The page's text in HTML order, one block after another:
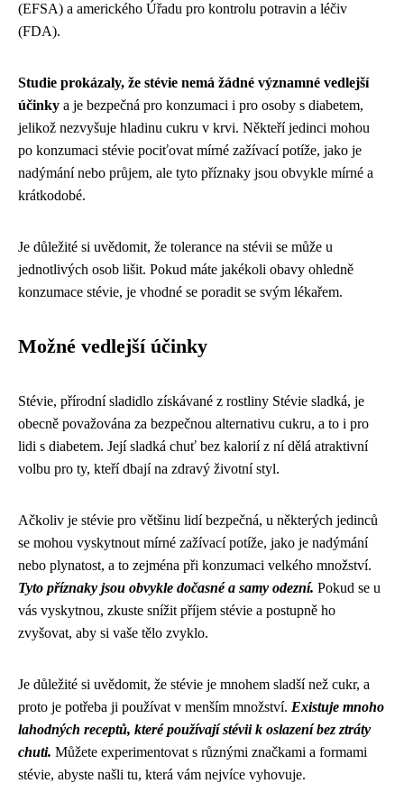
(EFSA) a amerického Úřadu pro kontrolu potravin a léčiv
(FDA).
Studie prokázaly, že stévie nemá žádné významné vedlejší
účinky a je bezpečná pro konzumaci i pro osoby s diabetem,
jelikož nezvyšuje hladinu cukru v krvi. Někteří jedinci mohou
po konzumaci stévie pociťovat mírné zažívací potíže, jako je
nadýmání nebo průjem, ale tyto příznaky jsou obvykle mírné a
krátkodobé.
Je důležité si uvědomit, že tolerance na stévii se může u
jednotlivých osob lišit. Pokud máte jakékoli obavy ohledně
konzumace stévie, je vhodné se poradit se svým lékařem.
Možné vedlejší účinky
Stévie, přírodní sladidlo získávané z rostliny Stévie sladká, je
obecně považována za bezpečnou alternativu cukru, a to i pro
lidi s diabetem. Její sladká chuť bez kalorií z ní dělá atraktivní
volbu pro ty, kteří dbají na zdravý životní styl.
Ačkoliv je stévie pro většinu lidí bezpečná, u některých jedinců
se mohou vyskytnout mírné zažívací potíže, jako je nadýmání
nebo plynatost, a to zejména při konzumaci velkého množství.
Tyto příznaky jsou obvykle dočasné a samy odezní. Pokud se u
vás vyskytnou, zkuste snížit příjem stévie a postupně ho
zvyšovat, aby si vaše tělo zvyklo.
Je důležité si uvědomit, že stévie je mnohem sladší než cukr, a
proto je potřeba ji používat v menším množství. Existuje mnoho
lahodných receptů, které používají stévii k oslazení bez ztráty
chuti. Můžete experimentovat s různými značkami a formami
stévie, abyste našli tu, která vám nejvíce vyhovuje.